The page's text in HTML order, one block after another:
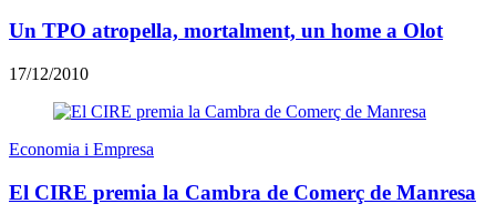
Un TPO atropella, mortalment, un home a Olot
17/12/2010
Economia i Empresa
El CIRE premia la Cambra de Comerç de Manresa